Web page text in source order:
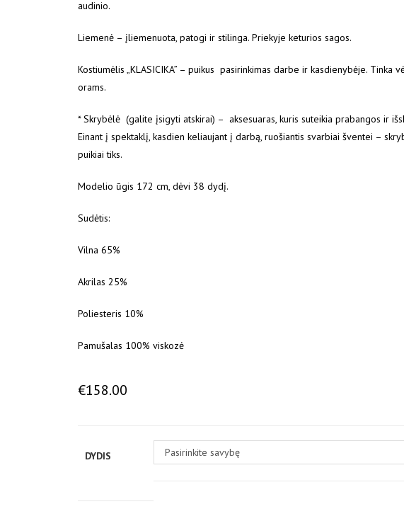
audinio.
Liemenė – įliemenuota, patogi ir stilinga. Priekyje keturios sagos.
Kostiumėlis „KLASICIKA” – puikus pasirinkimas darbe ir kasdienybėje. Tinka
orams.
* Skrybėlė (galite įsigyti atskirai) – aksesuaras, kuris suteikia prabangos ir
Einant į spektaklį, kasdien keliaujant į darbą, ruošiantis svarbiai šventei –
puikiai tiks.
Modelio ūgis 172 cm, dėvi 38 dydį.
Sudėtis:
Vilna 65%
Akrilas 25%
Poliesteris 10%
Pamušalas 100% viskozė
€158.00
DYDIS Pasirinkite savybę